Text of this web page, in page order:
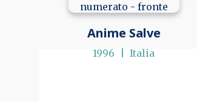
Anime Salve
1996 Italia